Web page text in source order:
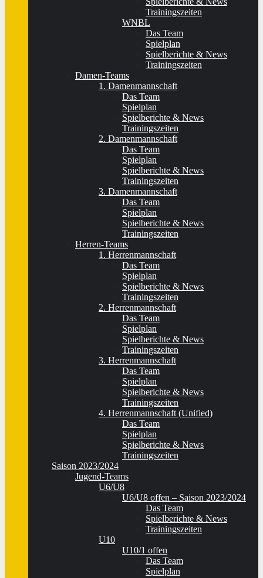
Trainingszeiten
WNBL
Das Team
Spielplan
Spielberichte & News
Trainingszeiten
Damen-Teams
1. Damenmannschaft
Das Team
Spielplan
Spielberichte & News
Trainingszeiten
2. Damenmannschaft
Das Team
Spielplan
Spielberichte & News
Trainingszeiten
3. Damenmannschaft
Das Team
Spielplan
Spielberichte & News
Trainingszeiten
Herren-Teams
1. Herrenmannschaft
Das Team
Spielplan
Spielberichte & News
Trainingszeiten
2. Herrenmannschaft
Das Team
Spielplan
Spielberichte & News
Trainingszeiten
3. Herrenmannschaft
Das Team
Spielplan
Spielberichte & News
Trainingszeiten
4. Herrenmannschaft (Unified)
Das Team
Spielplan
Spielberichte & News
Trainingszeiten
Saison 2023/2024
Jugend-Teams
U6/U8
U6/U8 offen – Saison 2023/2024
Das Team
Spielberichte & News
Trainingszeiten
U10
U10/1 offen
Das Team
Spielplan